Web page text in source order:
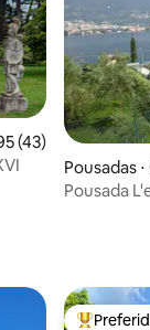
de uma avaliação
(43)
Pousadas
Pousada